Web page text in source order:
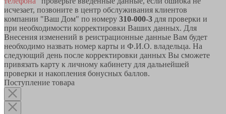
исчезает, позвоните в центр обслуживания клиентов
компании "Ваш Дом" по номеру 310-000-3 для проверки и
при необходимости корректировки Ваших данных. Для
Внесения изменений в реистрационные данные Вам будет
необходимо назвать номер карты и Ф.И.О. владельца. На
следующий день после корректировки данных Вы сможете
привязать карту к личному кабинету для дальнейшей
проверки и накопления бонусных баллов.
Поступление товара